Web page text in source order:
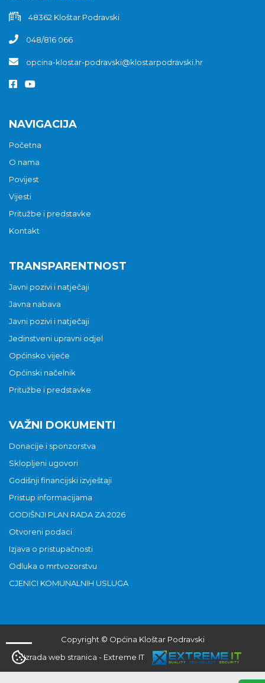
48362 Kloštar Podravski
048/816 066
opcina-klostar-podravski@klostarpodravski.hr
NAVIGACIJA
Početna
O nama
Povijest
Vijesti
Pritužbe i predstavke
Kontakt
TRANSPARENTNOST
Javni pozivi i natječaji
Javna nabava
Javni pozivi i natječaji
Jedinstveni upravni odjel
Općinsko vijeće
Općinski načelnik
Pritužbe i predstavke
VAŽNI DOKUMENTI
Donacije i sponzorstva
Sklopljeni ugovori
Godišnji financijski izvještaji
Pristup informacijama
GODIŠNJI PLAN RADA ZA 2026
Otvoreni podaci
Izjava o pristupačnosti
Odluka o mrtvozorstvu
CJENICI KOMUNALNIH USLUGA
Copyright © Općina Kloštar Podravski
Izrada web stranica - Extreme IT